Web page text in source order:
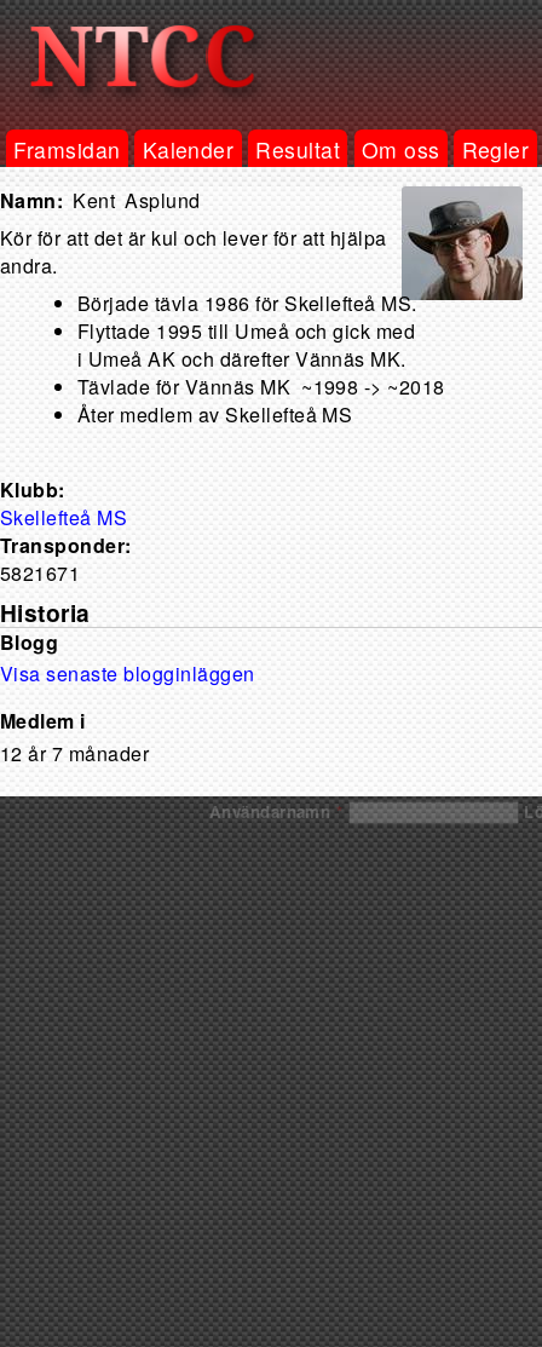
Framsidan Kalender Resultat Om oss Regler
Kent Asplund
Kör för att det är kul och lever för att hjälpa
andra.
Började tävla 1986 för Skellefteå MS.
Flyttade 1995 till Umeå och gick med
i Umeå AK och därefter Vännäs MK.
Tävlade för Vännäs MK ~1998 -> ~2018
Åter medlem av Skellefteå MS
Klubb:
Skellefteå MS
Transponder:
5821671
Historia
Blogg
Visa senaste blogginläggen
Medlem i
12 år 7 månader
Användarnamn*